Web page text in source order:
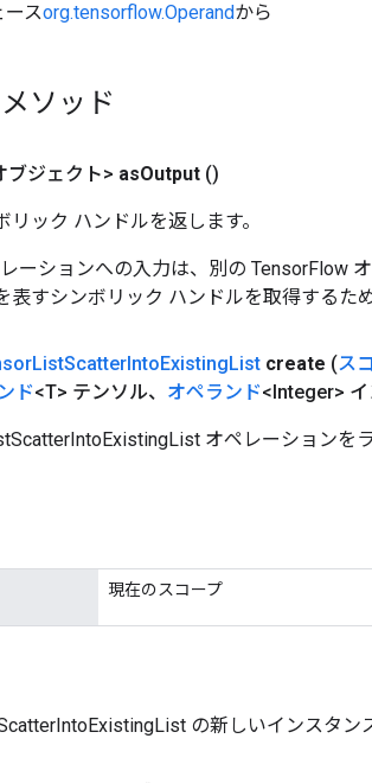
ースorg.tensorflow.Operandから
ソッド
ブジェクト> asOutput ()
リック ハンドルを返します。
ーションへの入力は、別の TensorFlow
表すシンボリック ハンドルを取得するた
ListScatterIntoExistingList create (ス
ド<T> テンソル、 オペランド<Integer>
オペレーションを
現在のスコープ
の新しいインスタン